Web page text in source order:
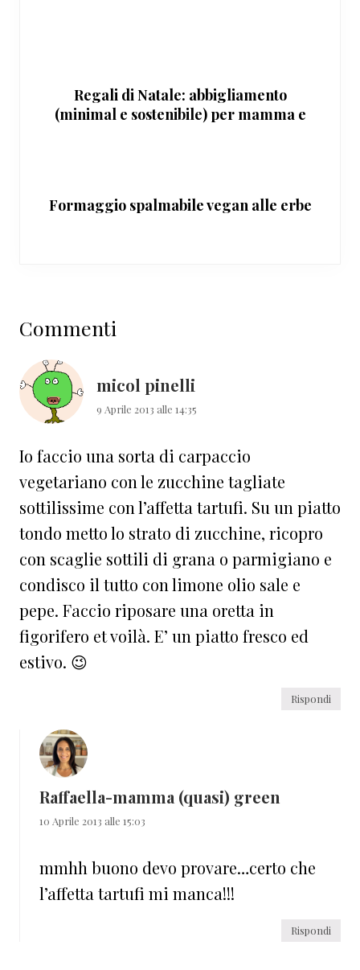
Regali di Natale: abbigliamento
(minimal e sostenibile) per mamma e
Formaggio spalmabile vegan alle erbe
del
lettore
Commenti
micol pinelli
9 Aprile 2013 alle 14:35
Io faccio una sorta di carpaccio
vegetariano con le zucchine tagliate
sottilissime con l’affetta tartufi. Su un piatto
tondo metto lo strato di zucchine, ricopro
con scaglie sottili di grana o parmigiano e
condisco il tutto con limone olio sale e
pepe. Faccio riposare una oretta in
figorifero et voilà. E’ un piatto fresco ed
estivo. 😉
Rispondi
Raffaella-mamma (quasi) green
10 Aprile 2013 alle 15:03
mmhh buono devo provare…certo che
l’affetta tartufi mi manca!!!
Rispondi